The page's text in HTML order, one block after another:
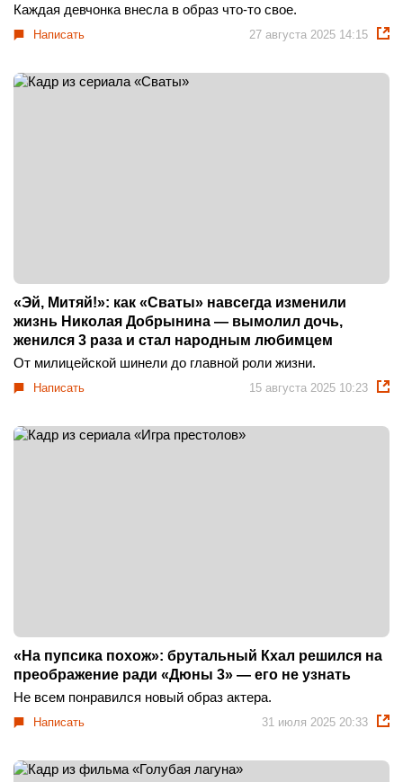
Каждая девчонка внесла в образ что-то свое.
Написать 27 августа 2025 14:15
«Эй, Митяй!»: как «Сваты» навсегда изменили
жизнь Николая Добрынина — вымолил дочь,
женился 3 раза и стал народным любимцем
От милицейской шинели до главной роли жизни.
Написать 15 августа 2025 10:23
«На пупсика похож»: брутальный Кхал решился на
преображение ради «Дюны 3» — его не узнать
Не всем понравился новый образ актера.
Написать 31 июля 2025 20:33